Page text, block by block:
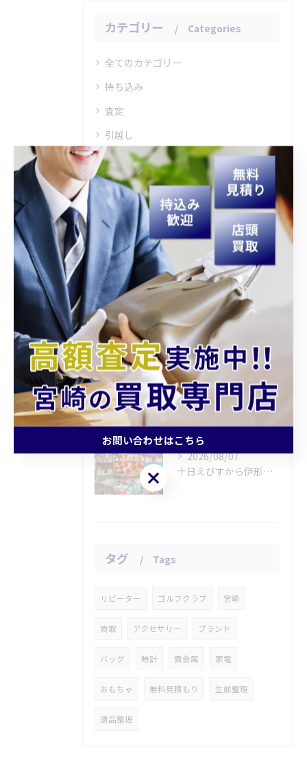
カテゴリー Categories
全てのカテゴリー
持ち込み
査定
引越し
片付け
高額
最近の投稿 Recent Posts
2026/08/07
2026/08/07
伊勢丹の商品券をお買取りさせていただきました。
2026/08/07
十日えびすから伊形花笠踊りへ、延岡の年中行事
タグ Tags
リピーター ゴルフクラブ 宮崎
買取 アクセサリー ブランド
バッグ 時計 貴金属 家電
おもちゃ 無料見積もり 生前整理
遺品整理
お問い合わせはこちら
お問い合わせはこちら